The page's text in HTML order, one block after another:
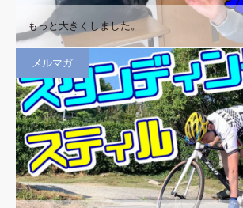
もっと大きくしました。
メルマガ